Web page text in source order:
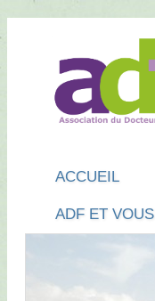
Main menu
SKIP
TO
ACCUEIL
ADF ET VOUS